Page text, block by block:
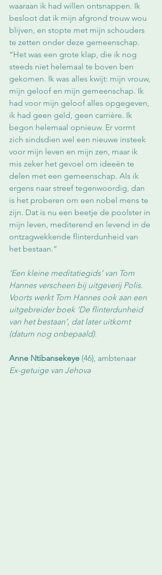
waaraan ik had willen ontsnappen. Ik
besloot dat ik mijn afgrond trouw wou
blijven, en stopte met mijn schouders
te zetten onder deze gemeenschap.
“Het was een grote klap, die ik nog
steeds niet helemaal te boven ben
gekomen. Ik was alles kwijt: mijn vrouw,
mijn geloof en mijn gemeenschap. Ik
had voor mijn geloof alles opgegeven,
ik had geen geld, geen carrière. Ik
begon helemaal opnieuw. Er vormt
zich sindsdien wel een nieuwe insteek
voor mijn leven en mijn zen, maar ik
mis zeker het gevoel om ideeën te
delen met een gemeenschap. Als ik
ergens naar streef tegenwoordig, dan
is het proberen om een nobel mens te
zijn. Dat is nu een beetje de poolster in
mijn leven, mediterend en levend in de
ontzagwekkende flinterdunheid van
het bestaan.”
‘Een kleine meditatiegids’ van Tom
Hannes verscheen bij uitgeverij Polis.
Voorts werkt Tom Hannes ook aan een
uitgebreider boek ‘De flinterdunheid
van het bestaan’, dat later uitkomt
(datum nog onbepaald).
Anne Ntibansekeye (46), ambtenaar
Ex-getuige van Jehova